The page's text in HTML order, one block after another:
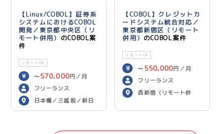
【Linux/COBOL】証券系
システムにおけるCOBOL
開発／東京都中央区（リ
モート併用） のCOBOL案
件
リモートOK
〜 570,000円／月
フリーランス
日本橋／三越前／新日
本橋（リモート併用）
【COBOL】クレジットカ
ードシステム統合対応／
東京都新宿区（リモート
併用） のCOBOL案件
リモートOK
〜 550,000円／月
フリーランス
西新宿（リモート併